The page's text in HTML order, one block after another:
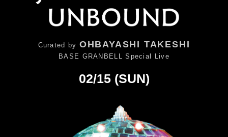
Curated by OHBAYASHI TAKESHI
BASE GRANBELL Special Live
02/15 (SUN)